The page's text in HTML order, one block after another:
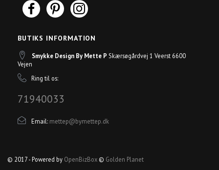
BUTIKS INFORMATION
Smykke Design By Mette P Skærsøgårdvej 1 Veerst 6600
Vejen
Ring til os:
71940033
Email: mettep@bymettep.dk
© 2017 - Powered by OpenBizBox © Golden Planet